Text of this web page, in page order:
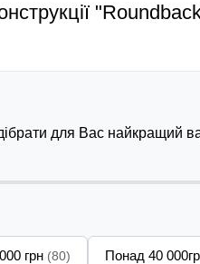
для Вас найкращий
грн (80) Понад 40